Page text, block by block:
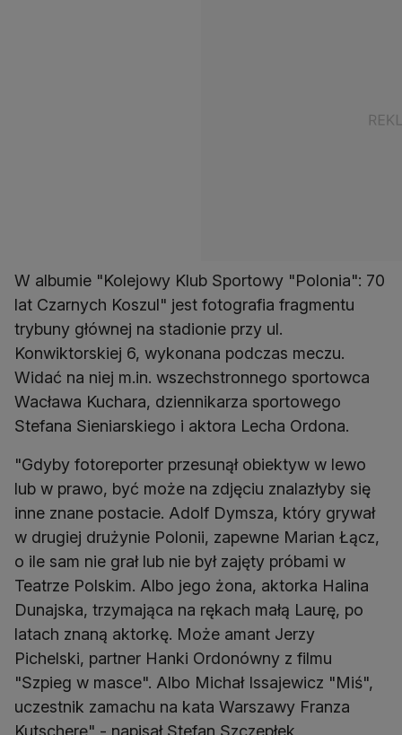
W albumie "Kolejowy Klub Sportowy "Polonia": 70
lat Czarnych Koszul" jest fotografia fragmentu
trybuny głównej na stadionie przy ul.
Konwiktorskiej 6, wykonana podczas meczu.
Widać na niej m.in. wszechstronnego sportowca
Wacława Kuchara, dziennikarza sportowego
Stefana Sieniarskiego i aktora Lecha Ordona.
"Gdyby fotoreporter przesunął obiektyw w lewo
lub w prawo, być może na zdjęciu znalazłyby się
inne znane postacie. Adolf Dymsza, który grywał
w drugiej drużynie Polonii, zapewne Marian Łącz,
o ile sam nie grał lub nie był zajęty próbami w
Teatrze Polskim. Albo jego żona, aktorka Halina
Dunajska, trzymająca na rękach małą Laurę, po
latach znaną aktorkę. Może amant Jerzy
Pichelski, partner Hanki Ordonówny z filmu
"Szpieg w masce". Albo Michał Issajewicz "Miś",
uczestnik zamachu na kata Warszawy Franza